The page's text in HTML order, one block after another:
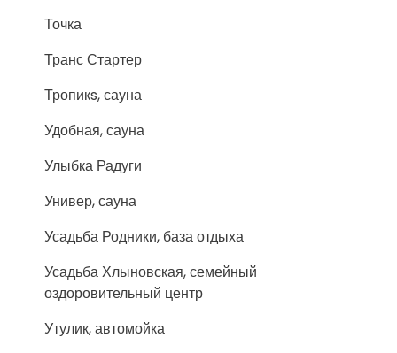
Точка
Транс Стартер
Тропикs, сауна
Удобная, сауна
Улыбка Радуги
Универ, сауна
Усадьба Родники, база отдыха
Усадьба Хлыновская, семейный
оздоровительный центр
Утулик, автомойка